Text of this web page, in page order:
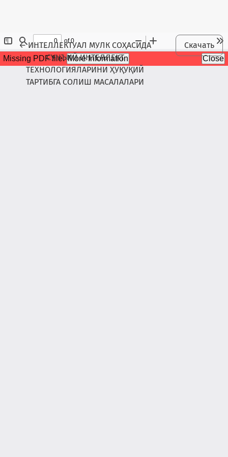
←Maqola tafsilotlariga qaytish
ИНТЕЛЛЕКТУАЛ МУЛК СОҲАСИДА
СУНЪИЙ ИНТЕЛЛЕКТ
ТЕХНОЛОГИЯЛАРИНИ ҲУҚУҚИЙ
ТАРТИБГА СОЛИШ МАСАЛАЛАРИ
Скачать